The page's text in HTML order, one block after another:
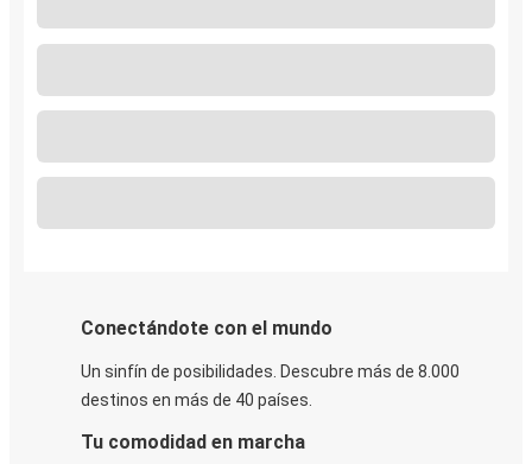
Conectándote con el mundo
Un sinfín de posibilidades. Descubre más de 8.000
destinos en más de 40 países.
Tu comodidad en marcha